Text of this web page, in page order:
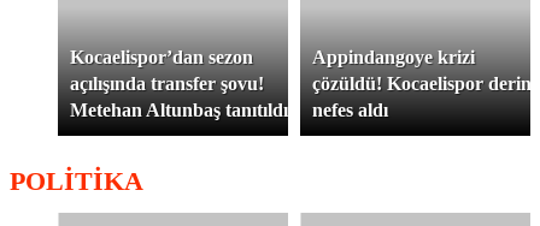
Kocaelispor’dan sezon
açılışında transfer şovu!
Metehan Altunbaş tanıtıldı
Appindangoye krizi
çözüldü! Kocaelispor derin
nefes aldı
POLİTİKA